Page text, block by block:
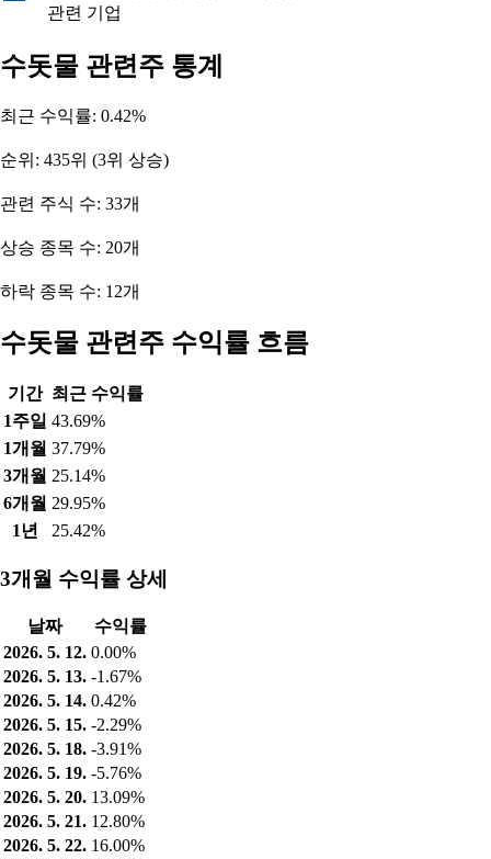
관련 기업
수돗물 관련주 통계
최근 수익률: 0.42%
순위: 435위 (3위 상승)
관련 주식 수: 33개
상승 종목 수: 20개
하락 종목 수: 12개
수돗물 관련주 수익률 흐름
기간 최근 수익률
1주일 43.69%
1개월 37.79%
3개월 25.14%
6개월 29.95%
1년
25.42%
3개월 수익률 상세
날짜
수익률
2026. 5. 12. 0.00%
2026. 5. 13. -1.67%
2026. 5. 14. 0.42%
2026. 5. 15. -2.29%
2026. 5. 18. -3.91%
2026. 5. 19. -5.76%
2026. 5. 20. 13.09%
2026. 5. 21. 12.80%
2026. 5. 22. 16.00%